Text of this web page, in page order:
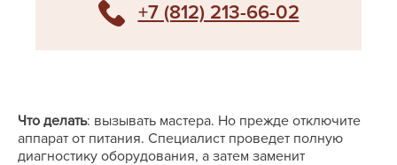
+7 (812) 213-66-02
Что делать: вызывать мастера. Но прежде отключите
аппарат от питания. Специалист проведет полную
диагностику оборудования, а затем заменит